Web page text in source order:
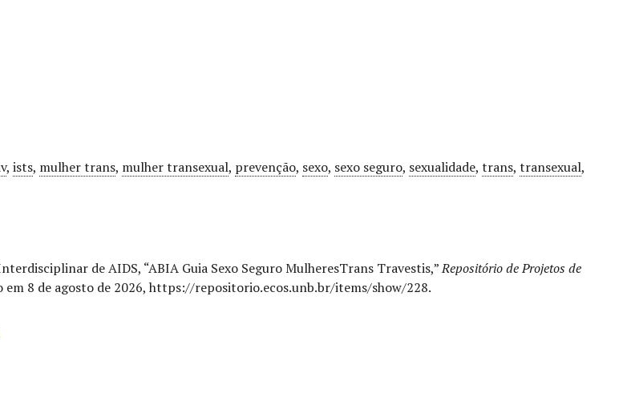
,ists, mulher trans, mulher transexual, prevenção, sexo, sexo seguro, sexualidade,trans,transexual,
de AIDS, “ABIA Guia Sexo Seguro MulheresTrans Travestis,”Repositório de Projetos de
em 8 de agosto de 2026,https://repositorio.ecos.unb.br/items/show/228.